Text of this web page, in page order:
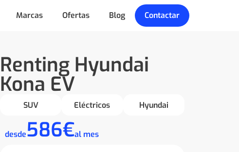
Marcas Ofertas Blog Contactar
Renting Hyundai
Kona EV
SUV Eléctricos Hyundai
desde586€al mes